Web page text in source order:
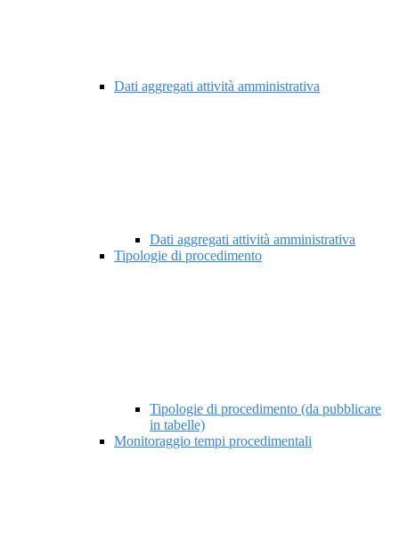
Dati aggregati attività amministrativa
Dati aggregati attività amministrativa
Tipologie di procedimento
Tipologie di procedimento (da pubblicare
in tabelle)
Monitoraggio tempi procedimentali